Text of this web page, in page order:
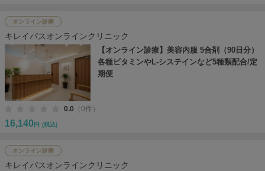
オンライン診療
キレイパスオンラインクリニック
【オンライン診療】美容内服 5合剤（90日分）
各種ビタミンやL-システインなど5種類配合/定
期便
0.0 （0件）
16,140 円 (税込)
オンライン診療
キレイパスオンラインクリニック